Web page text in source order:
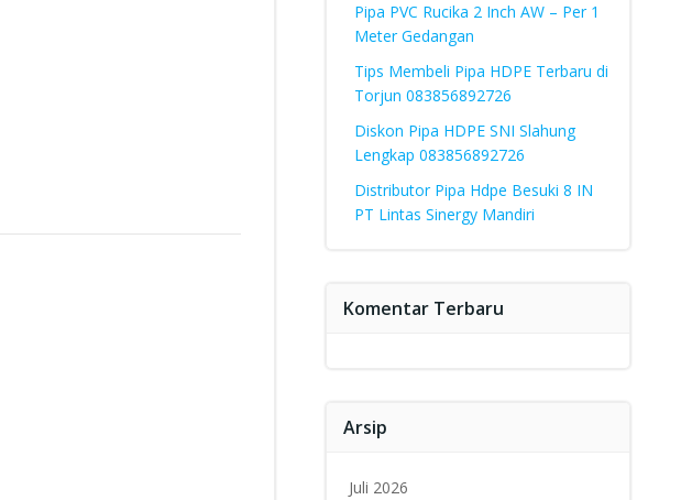
Pipa PVC Rucika 2 Inch AW – Per 1
Meter Gedangan
Tips Membeli Pipa HDPE Terbaru di
Torjun 083856892726
Diskon Pipa HDPE SNI Slahung
Lengkap 083856892726
Distributor Pipa Hdpe Besuki 8 IN
PT Lintas Sinergy Mandiri
Komentar Terbaru
Arsip
Juli 2026